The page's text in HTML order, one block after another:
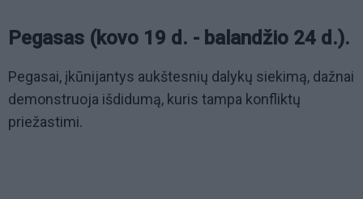
Pegasas (kovo 19 d. - balandžio 24 d.).
Pegasai, įkūnijantys aukštesnių dalykų siekimą, dažnai
demonstruoja išdidumą, kuris tampa konfliktų
priežastimi.